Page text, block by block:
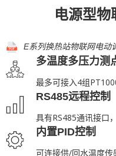
电源型物
E系列换热站物联网电动
多温度多压力测
最多可接入4组
RS485远程控制
具有RS485通讯接口
内置PID控制
可连接供/回水温度